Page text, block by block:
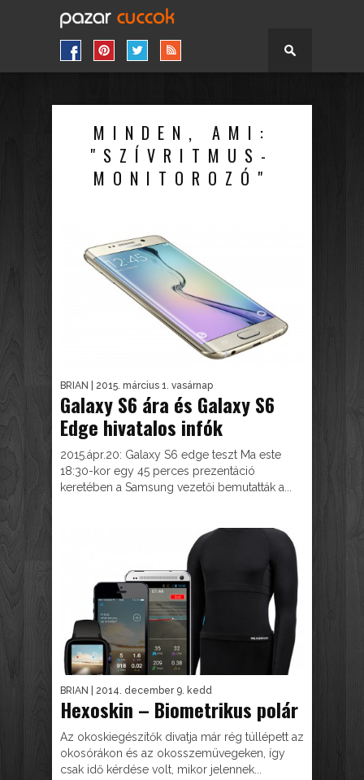
MINDEN, AMI:
"SZÍVRITMUS-
MONITOROZÓ"
BRIAN | 2015. március 1. vasárnap
Galaxy S6 ára és Galaxy S6
Edge hivatalos infók
2015.ápr.20: Galaxy S6 edge teszt Ma este
18:30-kor egy 45 perces prezentáció
keretében a Samsung vezetői bemutatták a...
BRIAN | 2014. december 9. kedd
Hexoskin – Biometrikus polár
Az okoskiegészítők divatja már rég túllépett az
okosórákon és az okosszemüvegeken, így
csak idő kérdése volt, mikor jelennek...